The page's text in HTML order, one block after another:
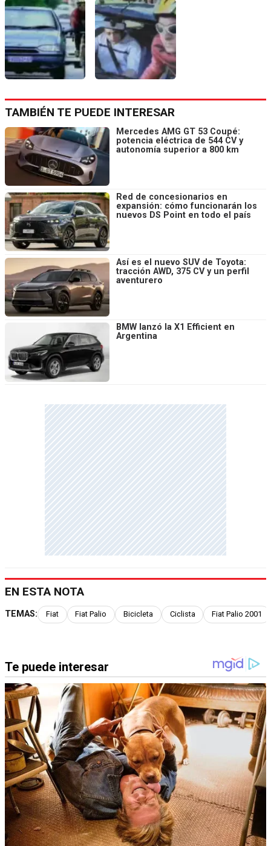
TAMBIÉN TE PUEDE INTERESAR
Mercedes AMG GT 53 Coupé:
potencia eléctrica de 544 CV y
autonomía superior a 800 km
Red de concesionarios en
expansión: cómo funcionarán los
nuevos DS Point en todo el país
Así es el nuevo SUV de Toyota:
tracción AWD, 375 CV y un perfil
aventurero
BMW lanzó la X1 Efficient en
Argentina
EN ESTA NOTA
TEMAS: Fiat Fiat Palio Bicicleta Ciclista Fiat Palio 2001